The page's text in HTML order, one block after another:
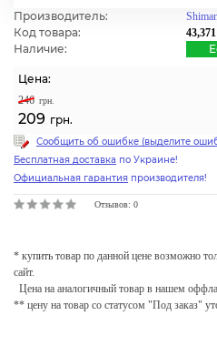
Производитель:
Код товара: 43,371
Наличие:
Цена:
246 грн.
209 грн.
Сообщить об ошибке (выделите
Бесплатная доставка по Украине!
Официальная гарантия производителя!
Отзывов: 0
* купить товар по данной цене возможно
сайт.
Цена на аналогичный товар в нашем
** цену на товар со статусом "Под заказ"